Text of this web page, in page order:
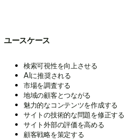
ユースケース
検索可視性を向上させる
AIに推奨される
市場を調査する
地域の顧客とつながる
魅力的なコンテンツを作成する
サイトの技術的な問題を修正する
サイト外部の評価を高める
顧客戦略を策定する